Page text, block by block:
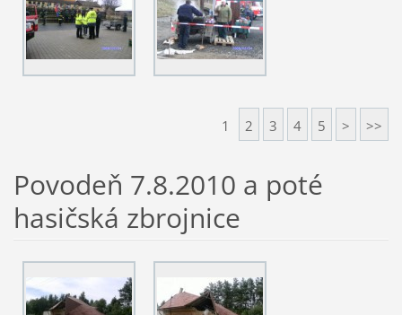
1 2 3 4 5 > >>
Povodeň 7.8.2010 a poté
hasičská zbrojnice